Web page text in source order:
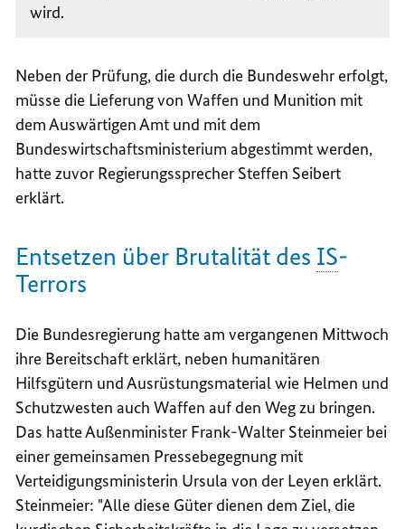
wird.
Neben der Prüfung, die durch die Bundeswehr erfolgt,
müsse die Lieferung von Waffen und Munition mit
dem Auswärtigen Amt und mit dem
Bundeswirtschaftsministerium abgestimmt werden,
hatte zuvor Regierungssprecher Steffen Seibert
erklärt.
Entsetzen über Brutalität des IS-
Terrors
Die Bundesregierung hatte am vergangenen Mittwoch
ihre Bereitschaft erklärt, neben humanitären
Hilfsgütern und Ausrüstungsmaterial wie Helmen und
Schutzwesten auch Waffen auf den Weg zu bringen.
Das hatte Außenminister Frank-Walter Steinmeier bei
einer gemeinsamen Pressebegegnung mit
Verteidigungsministerin Ursula von der Leyen erklärt.
Steinmeier: "Alle diese Güter dienen dem Ziel, die